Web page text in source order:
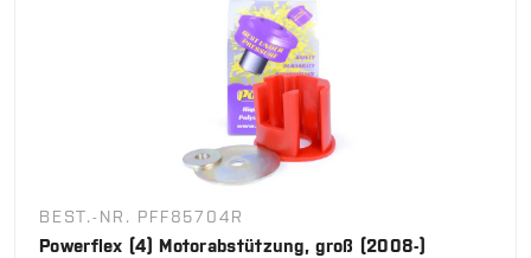
BEST.-NR. PFF85704R
Powerflex (4) Motorabstützung, groß (2008-)